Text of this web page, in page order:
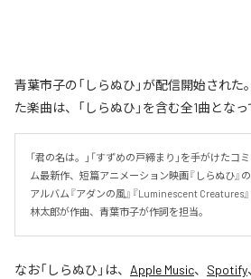
青葉市子の「しらぬひ」が配信開始され
た楽曲は、「しらぬひ」を含む全1曲となっ
「君の名は。」「すずめの戸締まり」を手がけた
ム最新作、短篇アニメーション映画『しらぬひ』の
アルバム『アダンの風』『Luminescent Creatures
林太郎が作曲、青葉市子が作詞を担当。
なお「しらぬひ 」は、 Apple Music、 Spotify